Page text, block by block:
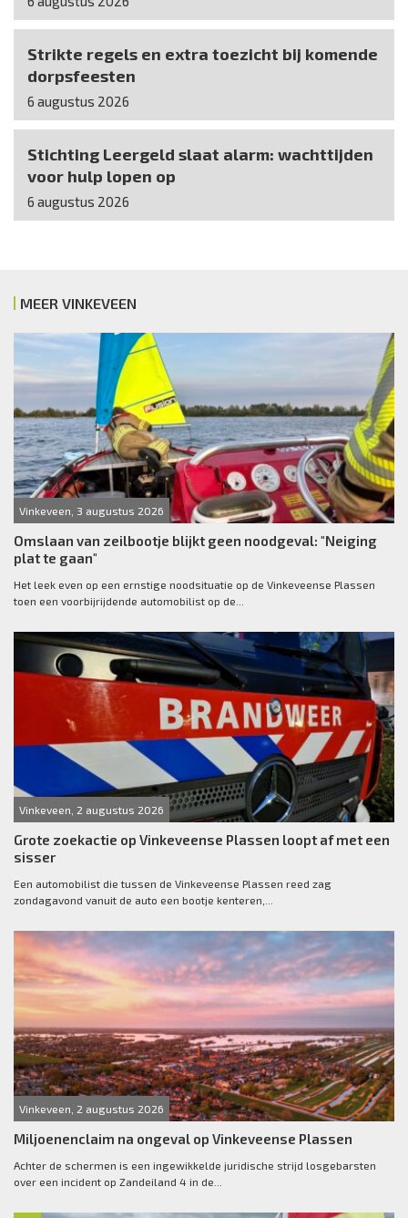
Strikte regels en extra toezicht bij komende
dorpsfeesten
6 augustus 2026
Stichting Leergeld slaat alarm: wachttijden
voor hulp lopen op
6 augustus 2026
MEER VINKEVEEN
Vinkeveen, 3 augustus 2026
Omslaan van zeilbootje blijkt geen noodgeval: "Neiging
plat te gaan"
Het leek even op een ernstige noodsituatie op de Vinkeveense Plassen
toen een voorbijrijdende automobilist op de...
Vinkeveen, 2 augustus 2026
Grote zoekactie op Vinkeveense Plassen loopt af met een
sisser
Een automobilist die tussen de Vinkeveense Plassen reed zag
zondagavond vanuit de auto een bootje kenteren,...
Vinkeveen, 2 augustus 2026
Miljoenenclaim na ongeval op Vinkeveense Plassen
Achter de schermen is een ingewikkelde juridische strijd losgebarsten
over een incident op Zandeiland 4 in de...